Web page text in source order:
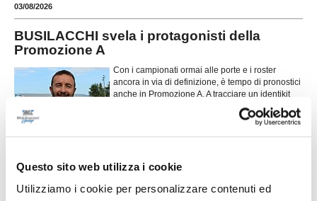
Questo sito web utilizza i cookie
Utilizziamo i cookie per personalizzare contenuti ed
03/08/2026
BUSILACCHI svela i protagonisti della
Promozione A
Con i campionati ormai alle porte e i roster
ancora in via di definizione, è tempo di pronostici
anche in Promozione A. A tracciare un identikit
dei possibili protagonisti della nuova stagione è
Massimo Busilacchi (foto), che si sbilanc...leggi
LORETO. Parte la nuova stagione: obiettivo
crescere ancora
Incontro di presentazione tra la società, la parte tecnica, con il nuovo mister